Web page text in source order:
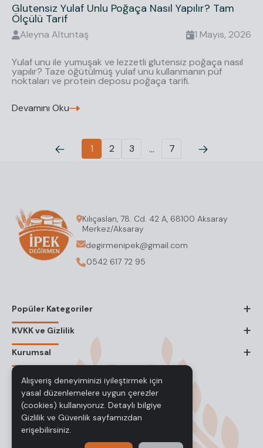
Glutensiz Yulaf Unlu Poğaça Nasıl Yapılır? Tam
Ölçülü Tarif
Aleyna Altuntaş 1 Mayıs, 2026
Yulaf unu ile yumuşak ve lezzetli glutensiz poğaça nasıl
yapılır? Taze öğütülmüş yulaf unu kullanmanın püf
noktaları ve protein deposu poğaça tarifi.
Devamını Oku
1 2 3 ... 7
Kılıçaslan, 78. Cd. 42 A, 68100 Aksaray
Merkez/Aksaray
degirmenipek@gmail.com
0542 617 72 95
Popüler Kategoriler +
KVKK ve Gizlilik +
Kurumsal +
Bizi Takip Edin
Alışveriş deneyiminizi iyileştirmek için
yasal düzenlemelere uygun çerezler
(cookies) kullanıyoruz. Detaylı bilgiye
Gizlilik ve Güvenlik sayfamızdan
erişebilirsiniz.